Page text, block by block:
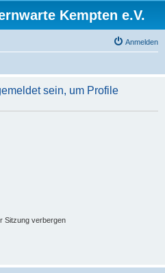
Kempten e.V.
Anmelden
sein, um Profile
Sitzung verbergen